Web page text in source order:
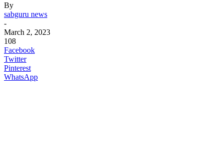
By
sabguru news
-
March 2, 2023
108
Facebook
Twitter
Pinterest
WhatsApp